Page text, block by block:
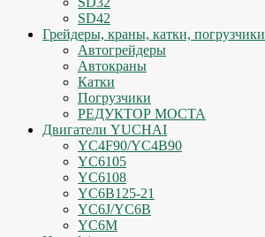
SD42
Грейдеры, краны, катки, погрузчики
Автогрейдеры
Автокраны
Катки
Погрузчики
РЕДУКТОР МОСТА
Двигатели YUCHAI
YC4F90/YC4B90
YC6105
YC6108
YC6B125-21
YC6J/YC6B
YC6M